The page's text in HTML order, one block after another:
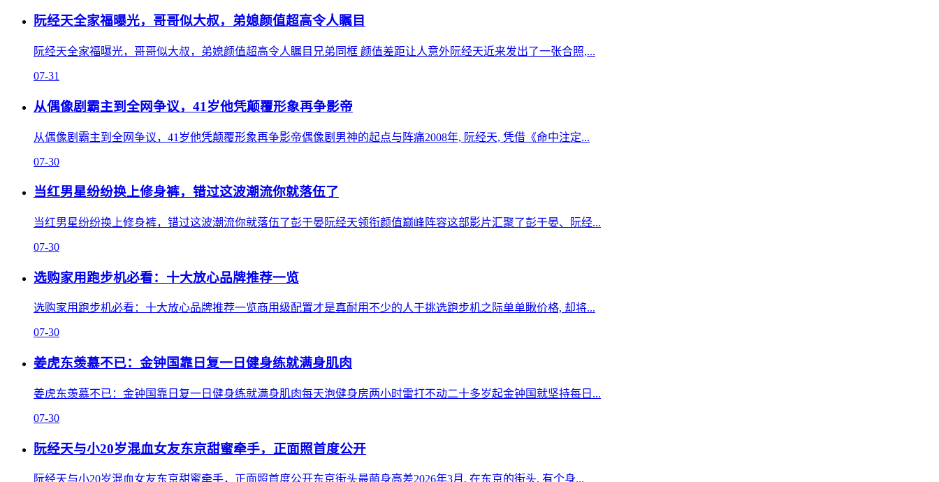
阮经天全家福曝光，哥哥似大叔，弟媳颜值超高令人瞩目
阮经天全家福曝光，哥哥似大叔，弟媳颜值超高令人瞩目兄弟同框 颜值差距让人意外阮经天近来发出了一张合照,...
07-31
从偶像剧霸主到全网争议，41岁他凭颠覆形象再争影帝
从偶像剧霸主到全网争议，41岁他凭颠覆形象再争影帝偶像剧男神的起点与阵痛2008年, 阮经天, 凭借《命中注定...
07-30
当红男星纷纷换上修身裤，错过这波潮流你就落伍了
当红男星纷纷换上修身裤，错过这波潮流你就落伍了彭于晏阮经天领衔颜值巅峰阵容这部影片汇聚了彭于晏、阮经...
07-30
选购家用跑步机必看：十大放心品牌推荐一览
选购家用跑步机必看：十大放心品牌推荐一览商用级配置才是真耐用不少的人于挑选跑步机之际单单瞅价格, 却将...
07-30
姜虎东羡慕不已：金钟国靠日复一日健身练就满身肌肉
姜虎东羡慕不已：金钟国靠日复一日健身练就满身肌肉每天泡健身房两小时雷打不动二十多岁起金钟国就坚持每日...
07-30
阮经天与小20岁混血女友东京甜蜜牵手，正面照首度公开
阮经天与小20岁混血女友东京甜蜜牵手，正面照首度公开东京街头最萌身高差2026年3月, 在东京的街头, 有个身...